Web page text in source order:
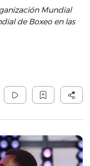
Mundial
de Boxeo en las